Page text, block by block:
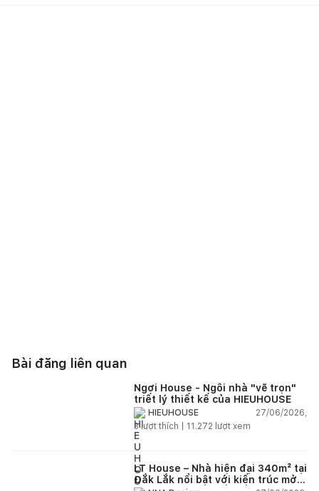
Bài đăng liên quan
Ngơi House - Ngôi nhà "vẽ trọn"
triết lý thiết kế của HIEUHOUSE
HIEUHOUSE
27/06/2026,
3lượt thích | 11.272 lượt xem
LT House – Nhà hiện đại 340m² tại
Đắk Lắk nổi bật với kiến trúc mở